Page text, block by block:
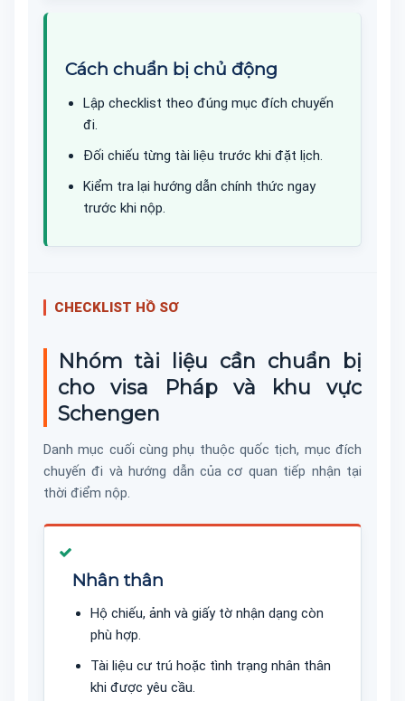
Cách chuẩn bị chủ động
Lập checklist theo đúng mục đích chuyến
đi.
Đối chiếu từng tài liệu trước khi đặt lịch.
Kiểm tra lại hướng dẫn chính thức ngay
trước khi nộp.
CHECKLIST HỒ SƠ
Nhóm tài liệu cần chuẩn bị
cho visa Pháp và khu vực
Schengen
Danh mục cuối cùng phụ thuộc quốc tịch, mục đích
chuyến đi và hướng dẫn của cơ quan tiếp nhận tại
thời điểm nộp.
Nhân thân
Hộ chiếu, ảnh và giấy tờ nhận dạng còn
phù hợp.
Tài liệu cư trú hoặc tình trạng nhân thân
khi được yêu cầu.